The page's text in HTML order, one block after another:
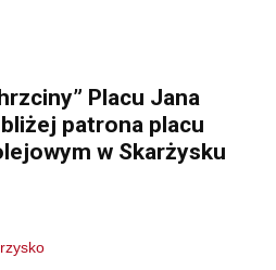
Placu Jana
patrona placu
w Skarżysku